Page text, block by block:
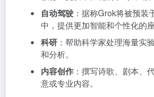
自动驾驶 ：据称Grok将被预
中，提供更加智能和个性化的
科研 ：帮助科学家处理海量实
和分析。
内容创作 ：撰写诗歌、剧本、
意或专业内容。